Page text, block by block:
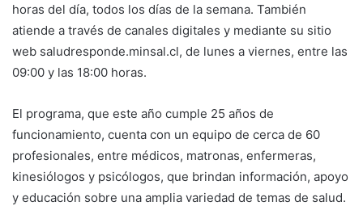
horas del día, todos los días de la semana. También
atiende a través de canales digitales y mediante su sitio
web saludresponde.minsal.cl, de lunes a viernes, entre las
09:00 y las 18:00 horas.
El programa, que este año cumple 25 años de
funcionamiento, cuenta con un equipo de cerca de 60
profesionales, entre médicos, matronas, enfermeras,
kinesiólogos y psicólogos, que brindan información, apoyo
y educación sobre una amplia variedad de temas de salud.